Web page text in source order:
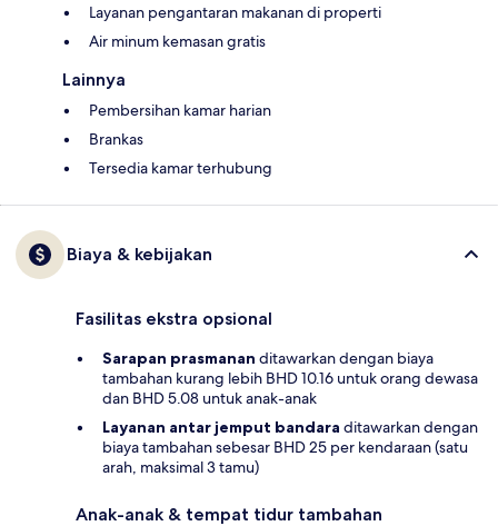
Layanan pengantaran makanan di properti
Air minum kemasan gratis
Lainnya
Pembersihan kamar harian
Brankas
Tersedia kamar terhubung
Biaya & kebijakan
Fasilitas ekstra opsional
Sarapan prasmanan ditawarkan dengan biaya
tambahan kurang lebih BHD 10.16 untuk orang dewasa
dan BHD 5.08 untuk anak-anak
Layanan antar jemput bandara ditawarkan dengan
biaya tambahan sebesar BHD 25 per kendaraan (satu
arah, maksimal 3 tamu)
Anak-anak & tempat tidur tambahan